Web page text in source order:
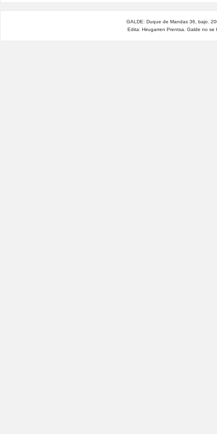
GALDE: Duque de Mandas 36, bajo.
Edita: Hirugarren Prentsa. Galde no